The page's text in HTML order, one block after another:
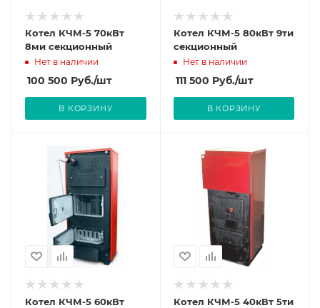
Котел КЧМ-5 70кВт
8ми секционный
Нет в наличии
100 500 Руб./шт
В КОРЗИНУ
Котел КЧМ-5 80кВт 9ти
секционный
Нет в наличии
111 500 Руб./шт
В КОРЗИНУ
Котел КЧМ-5 60кВт
Котел КЧМ-5 40кВт 5ти